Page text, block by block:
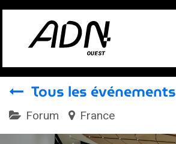
Se rendre au contenu
Tous les événements
Forum France